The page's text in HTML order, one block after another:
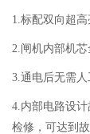
1.标配双向超
2.闸机内部机芯
3.通电后无需人
4.内部电路设
检修，可达到